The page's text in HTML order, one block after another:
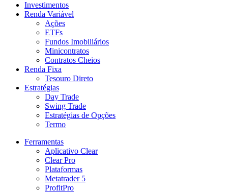
Investimentos
Renda Variável
Ações
ETFs
Fundos Imobiliários
Minicontratos
Contratos Cheios
Renda Fixa
Tesouro Direto
Estratégias
Day Trade
Swing Trade
Estratégias de Opções
Termo
Ferramentas
Aplicativo Clear
Clear Pro
Plataformas
Metatrader 5
ProfitPro